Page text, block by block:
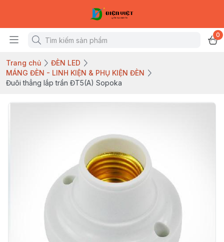
0
Trang chủ
ĐÈN LED
MÁNG ĐÈN - LINH KIỆN & PHỤ KIỆN ĐÈN
Đuôi thẳng lắp trần ĐT5(A) Sopoka